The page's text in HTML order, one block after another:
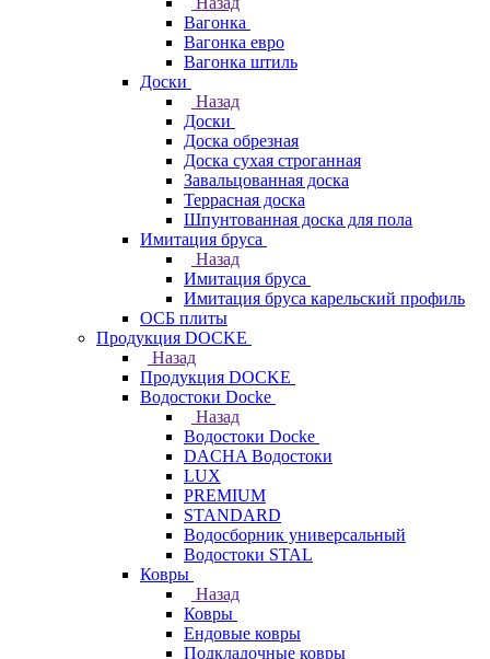
Вагонка
Вагонка евро
Вагонка штиль
Доски
Назад
Доски
Доска обрезная
Доска сухая строганная
Завальцованная доска
Террасная доска
Шпунтованная доска для пола
Имитация бруса
Назад
Имитация бруса
Имитация бруса карельский профиль
ОСБ плиты
Продукция DOCKE
Назад
Продукция DOCKE
Водостоки Docke
Назад
Водостоки Docke
DACHA Водостоки
LUX
PREMIUM
STANDARD
Водосборник универсальный
Водостоки STAL
Ковры
Назад
Ковры
Ендовые ковры
Подкладочные ковры